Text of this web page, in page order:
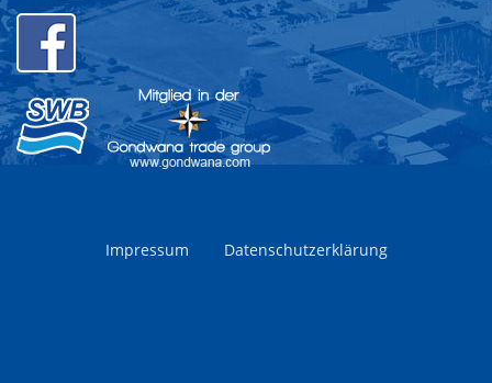
Impressum Datenschutzerklärung